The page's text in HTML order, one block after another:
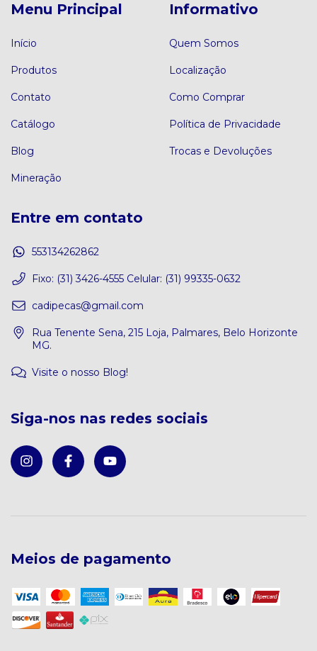
Menu Principal
Início
Produtos
Contato
Catálogo
Blog
Mineração
Informativo
Quem Somos
Localização
Como Comprar
Política de Privacidade
Trocas e Devoluções
Entre em contato
553134262862
Fixo: (31) 3426-4555 Celular: (31) 99335-0632
cadipecas@gmail.com
Rua Tenente Sena, 215 Loja, Palmares, Belo Horizonte
MG.
Visite o nosso Blog!
Siga-nos nas redes sociais
Meios de pagamento